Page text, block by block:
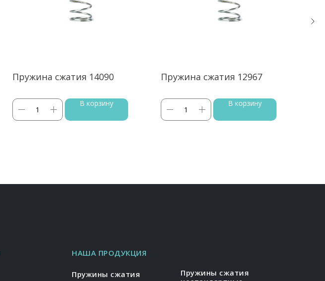
Пружина сжатия 14090
В корзину
Пружина сжатия 12967
В корзину
НАША ПРОДУКЦИЯ
Пружины сжатия
Пружины сжатия